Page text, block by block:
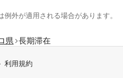
外が適用される場合があります。
県 長期滞在
利用規約